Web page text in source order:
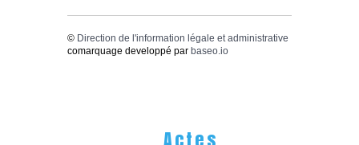
© Direction de l'information légale et administrative
comarquage developpé par baseo.io